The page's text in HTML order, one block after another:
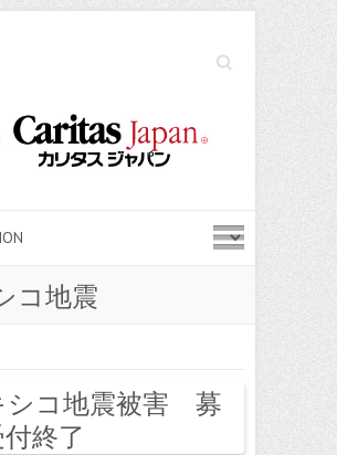
Search
コ地震
シコ地震被害 募
終了